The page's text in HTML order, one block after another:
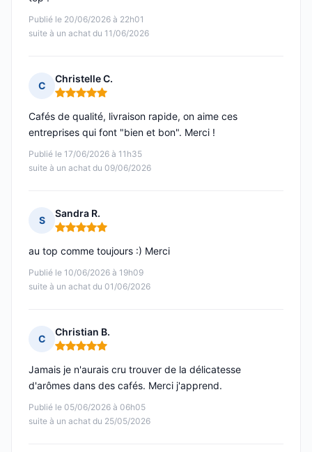
Publié le 20/06/2026 à 22h01
suite à un achat du 11/06/2026
C
Christelle C.
Note : 5 sur 5
Publié le 17/06/2026 à 11h35
suite à un achat du 09/06/2026
Cafés de qualité, livraison rapide, on aime ces
entreprises qui font "bien et bon". Merci !
S
Sandra R.
Note : 5 sur 5
Publié le 10/06/2026 à 19h09
suite à un achat du 01/06/2026
au top comme toujours :) Merci
C
Christian B.
Note : 5 sur 5
Publié le 05/06/2026 à 06h05
suite à un achat du 25/05/2026
Jamais je n'aurais cru trouver de la délicatesse
d'arômes dans des cafés. Merci j'apprend.